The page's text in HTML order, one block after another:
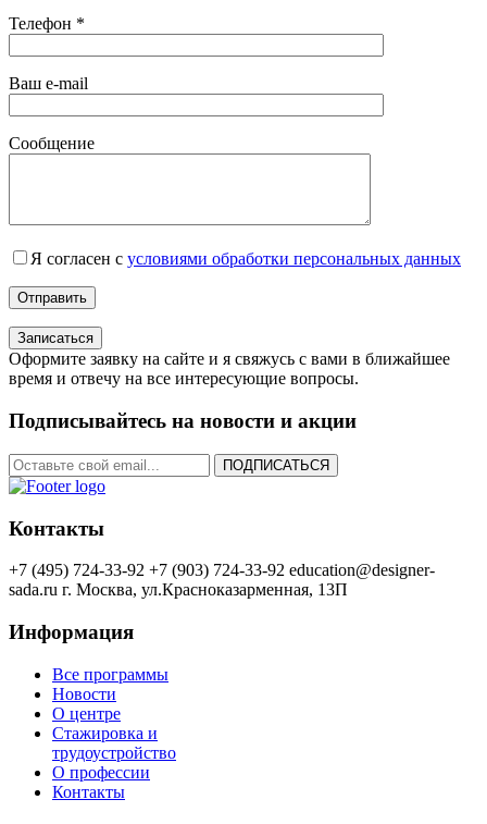
Телефон *
Ваш e-mail
Сообщение
Я согласен с условиями обработки персональных данных
Записаться
Оформите заявку на сайте и я свяжусь с вами в ближайшее
время и отвечу на все интересующие вопросы.
Подписывайтесь на новости и акции
ПОДПИСАТЬСЯ
Контакты
+7 (495) 724-33-92 +7 (903) 724-33-92 education@designer-
sada.ru г. Москва, ул.Красноказарменная, 13П
Информация
Все программы
Новости
О центре
Стажировка и
трудоустройство
О профессии
Контакты